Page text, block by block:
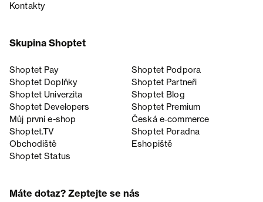
Kontakty
Skupina Shoptet
Shoptet Pay
Shoptet Podpora
Shoptet Doplňky
Shoptet Partneři
Shoptet Univerzita
Shoptet Blog
Shoptet Developers
Shoptet Premium
Můj první e-shop
Česká e‑commerce
Shoptet.TV
Shoptet Poradna
Obchodiště
Eshopiště
Shoptet Status
Máte dotaz? Zeptejte se nás